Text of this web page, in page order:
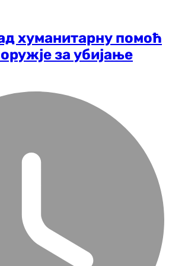
хуманитарну помоћ
за убијање